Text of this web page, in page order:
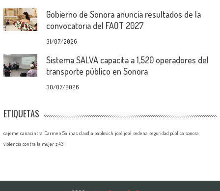
Gobierno de Sonora anuncia resultados de la
convocatoria del FAOT 2027
31/07/2026
Sistema SALVA capacita a 1,520 operadores del
transporte público en Sonora
30/07/2026
ETIQUETAS
cajeme canacintra Carmen Salinas claudia pablovich josé josé sedena seguridad pública sonora
violencia contra la mujer z 43